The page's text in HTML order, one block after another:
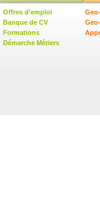
Offres d'emploi
Banque de CV
Formations
Démarche Métiers